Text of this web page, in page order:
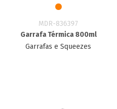
MDR-836397
Garrafa Térmica 800ml
Garrafas e Squeezes